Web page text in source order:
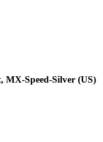
Speed-Silver (US)